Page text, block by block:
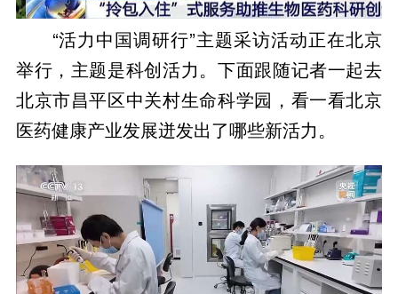
“活力中国调研行”主题采访活动正在北京
举行，主题是科创活力。下面跟随记者一起去
北京市昌平区中关村生命科学园，看一看北京
医药健康产业发展迸发出了哪些新活力。